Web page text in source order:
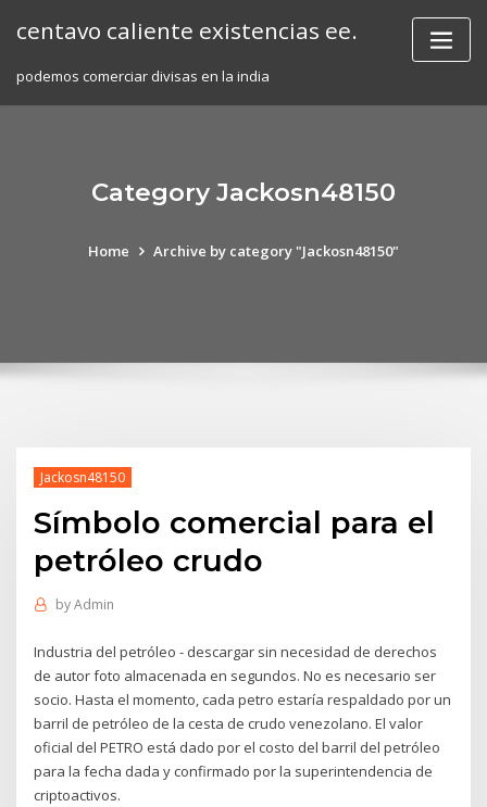
centavo caliente existencias ee.
podemos comerciar divisas en la india
Category Jackosn48150
Home Archive by category "Jackosn48150"
Jackosn48150
Símbolo comercial para el
petróleo crudo
byAdmin
Industria del petróleo - descargar sin necesidad de derechos
de autor foto almacenada en segundos. No es necesario ser
socio. Hasta el momento, cada petro estaría respaldado por un
barril de petróleo de la cesta de crudo venezolano. El valor
oficial del PETRO está dado por el costo del barril del petróleo
para la fecha dada y confirmado por la superintendencia de
criptoactivos.